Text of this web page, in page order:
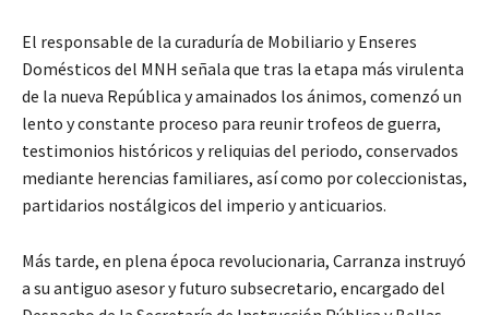
El responsable de la curaduría de Mobiliario y Enseres
Domésticos del MNH señala que tras la etapa más virulenta
de la nueva República y amainados los ánimos, comenzó un
lento y constante proceso para reunir trofeos de guerra,
testimonios históricos y reliquias del periodo, conservados
mediante herencias familiares, así como por coleccionistas,
partidarios nostálgicos del imperio y anticuarios.
Más tarde, en plena época revolucionaria, Carranza instruyó
a su antiguo asesor y futuro subsecretario, encargado del